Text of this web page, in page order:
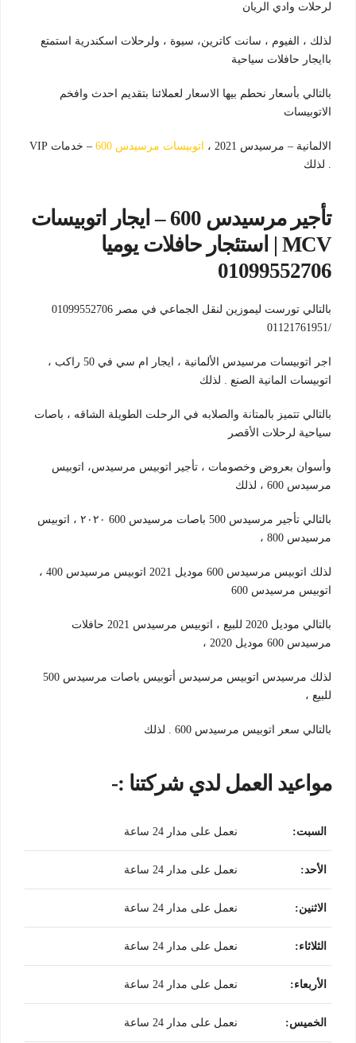
لرحلات وادي الريان
لذلك ، الفيوم ، سانت كاترين، سيوة ، ولرحلات اسكندرية استمتع
باايجار حافلات سياحية
بالتالي بأسعار نحطم بيها الاسعار لعملائنا بتقديم احدث وافخم
الاتوبيسات
الالمانية – مرسيدس 2021 ، اتوبيسات مرسيدس 600
– خدمات VIP
. لذلك
تأجير مرسيدس 600 – ايجار اتوبيسات
MCV | استئجار حافلات يوميا
01099552706
بالتالي تورست ليموزين لنقل الجماعي في مصر 01099552706
/01121761951
اجر اتوبيسات مرسيدس الألمانية ، ايجار ام سي في 50 راكب ،
اتوبيسات المانية الصنع . لذلك
بالتالي تتميز بالمتانة والصلابه في الرحلت الطويلة الشاقه ، باصات
سياحية لرحلات الأقصر
وأسوان بعروض وخصومات ، تأجير اتوبيس مرسيدس، اتوبيس
مرسيدس 600 ، لذلك
بالتالي تأجير مرسيدس 500 باصات مرسيدس 600 ٢٠٢٠ ، اتوبيس
مرسيدس 800 ،
لذلك اتوبيس مرسيدس 600 موديل 2021 اتوبيس مرسيدس 400 ،
اتوبيس مرسيدس 600
بالتالي موديل 2020 للبيع ، اتوبيس مرسيدس 2021 حافلات
مرسيدس 600 موديل 2020 ،
لذلك مرسيدس اتوبيس مرسيدس أتوبيس باصات مرسيدس 500
للبيع ،
بالتالي سعر اتوبيس مرسيدس 600 . لذلك
مواعيد العمل لدي شركتنا :-
السبت: نعمل على مدار 24 ساعة
الأحد: نعمل على مدار 24 ساعة
الاثنين: نعمل على مدار 24 ساعة
الثلاثاء: نعمل على مدار 24 ساعة
الأربعاء: نعمل على مدار 24 ساعة
الخميس: نعمل على مدار 24 ساعة